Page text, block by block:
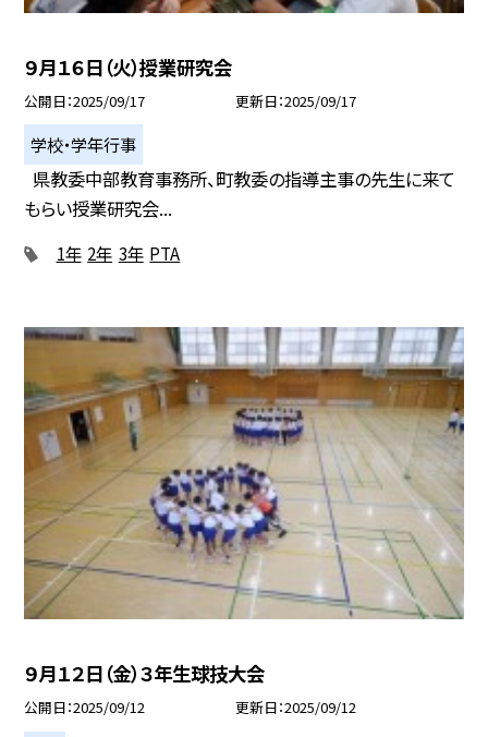
９月１６日（火）授業研究会
公開日 2025/09/17 更新日 2025/09/17
学校・学年行事
県教委中部教育事務所、町教委の指導主事の先生に来て
もらい授業研究会...
1年 2年 3年 PTA
９月１２日（金）３年生球技大会
公開日 2025/09/12 更新日 2025/09/12